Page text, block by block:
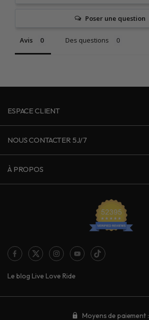
Poser une question
Avis Des questions
ESPACE CLIENT
NOUS CONTACTER 5J/7
À PROPOS
Le blog Live Love Ride
Moyens de paiement :